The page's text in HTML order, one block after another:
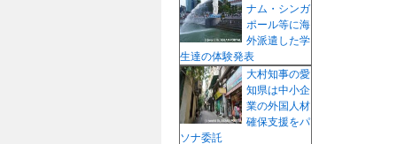
ナム・シンガ
ポール等に海
外派遣した学
生達の体験発表
大村知事の愛
知県は中小企
業の外国人材
確保支援をパ
ソナ委託